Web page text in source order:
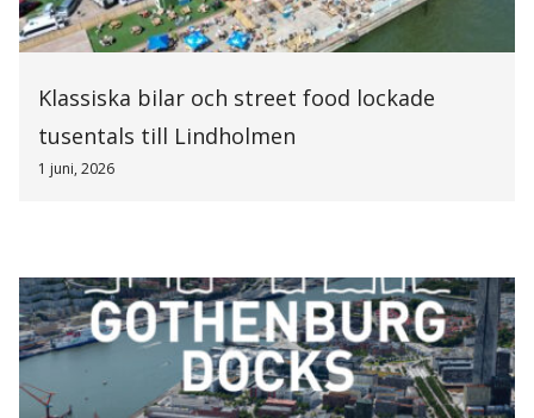
Klassiska bilar och street food lockade
tusentals till Lindholmen
1 juni, 2026